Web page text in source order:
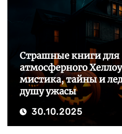
Страшные книги для
атмосферного
мистика, тайны и
душу ужасы
30.10.2025